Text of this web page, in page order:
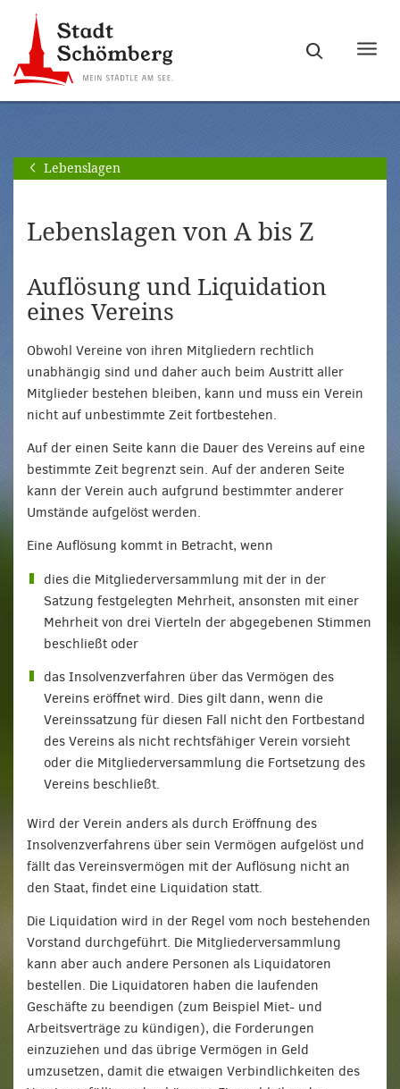
Hauptnavigation
springen
[Alt]+
Seiteninhalt
springen
[Alt]+
Lebenslagen
Lebenslagen von A bis Z
Auflösung und Liquidation
eines Vereins
Obwohl Vereine von ihren Mitgliedern rechtlich
unabhängig sind und daher auch beim Austritt aller
Mitglieder bestehen bleiben, kann und muss ein Verein
nicht auf unbestimmte Zeit fortbestehen.
Auf der einen Seite kann die Dauer des Vereins auf eine
bestimmte Zeit begrenzt sein. Auf der anderen Seite
kann der Verein auch aufgrund bestimmter anderer
Umstände aufgelöst werden.
Eine Auflösung kommt in Betracht, wenn
dies die Mitgliederversammlung mit der in der
Satzung festgelegten Mehrheit, ansonsten mit einer
Mehrheit von drei Vierteln der abgegebenen Stimmen
beschließt oder
das Insolvenzverfahren über das Vermögen des
Vereins eröffnet wird. Dies gilt dann, wenn die
Vereinssatzung für diesen Fall nicht den Fortbestand
des Vereins als nicht rechtsfähiger Verein vorsieht
oder die Mitgliederversammlung die Fortsetzung des
Vereins beschließt.
Wird der Verein anders als durch Eröffnung des
Insolvenzverfahrens über sein Vermögen aufgelöst und
fällt das Vereinsvermögen mit der Auflösung nicht an
den Staat, findet eine Liquidation statt.
Die Liquidation wird in der Regel vom noch bestehenden
Vorstand durchgeführt. Die Mitgliederversammlung
kann aber auch andere Personen als Liquidatoren
bestellen. Die Liquidatoren haben die laufenden
Geschäfte zu beendigen (zum Beispiel Miet- und
Arbeitsverträge zu kündigen), die Forderungen
einzuziehen und das übrige Vermögen in Geld
umzusetzen, damit die etwaigen Verbindlichkeiten des